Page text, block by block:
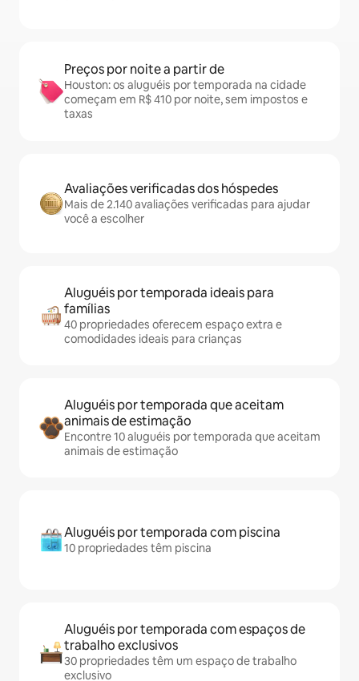
Preços por noite a partir de
Houston: os aluguéis por temporada na cidade
começam em R$ 410 por noite, sem impostos e
taxas
Avaliações verificadas dos hóspedes
Mais de 2.140 avaliações verificadas para ajudar
você a escolher
Aluguéis por temporada ideais para
famílias
40 propriedades oferecem espaço extra e
comodidades ideais para crianças
Aluguéis por temporada que aceitam
animais de estimação
Encontre 10 aluguéis por temporada que aceitam
animais de estimação
Aluguéis por temporada com piscina
10 propriedades têm piscina
Aluguéis por temporada com espaços de
trabalho exclusivos
30 propriedades têm um espaço de trabalho
exclusivo